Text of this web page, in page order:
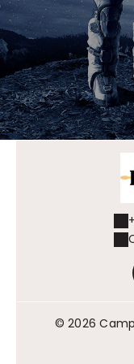
© 2026